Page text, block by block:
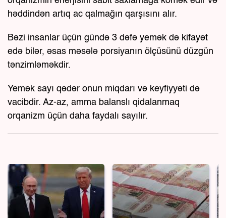
həddindən artıq ac qalmağın qarşısını alır.
Bəzi insanlar üçün gündə 3 dəfə yemək də kifayət
edə bilər, əsas məsələ porsiyanın ölçüsünü düzgün
tənzimləməkdir.
Yemək sayı qədər onun miqdarı və keyfiyyəti də
vacibdir. Az-az, amma balanslı qidalanmaq
orqanizm üçün daha faydalı sayılır.